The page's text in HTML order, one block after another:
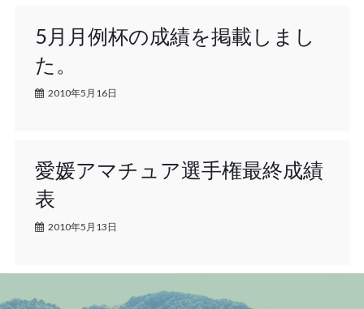
5月月例杯の成績を掲載しまし
た。
2010年5月16日
愛媛アマチュア選手権最終成績
表
2010年5月13日